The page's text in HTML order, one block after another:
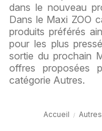
dans le nouveau
Dans le Maxi ZOO
produits préférés
pour les plus
sortie du prochain
offres proposées
catégorie Autres.
Accueil Autres